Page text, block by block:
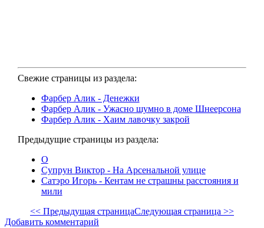
Свежие страницы из раздела:
Фарбер Алик - Денежки
Фарбер Алик - Ужасно шумно в доме Шнеерсона
Фарбер Алик - Хаим лавочку закрой
Предыдущие страницы из раздела:
О
Супрун Виктор - На Арсенальной улице
Сатэро Игорь - Кентам не страшны расстояния и
мили
<< Предыдущая страницаСледующая страница >>
Добавить комментарий